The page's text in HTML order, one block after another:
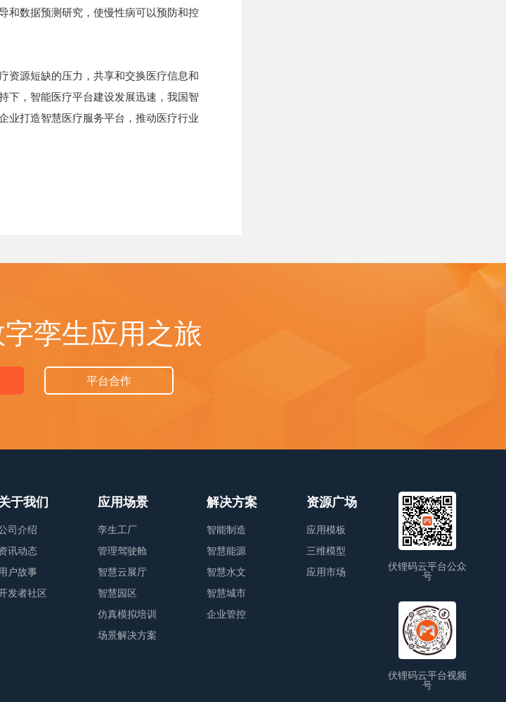
和数据预测研究，使慢性病可以预防和控
资源短缺的压力，共享和交换医疗信息和
下，智能医疗平台建设发展迅速，我国智
业打造智慧医疗服务平台，推动医疗行业
孪生应用之旅
平台合作
于我们
司介绍
讯动态
用户故事
发者社区
应用场景
孪生工厂
管理驾驶舱
智慧云展厅
智慧园区
仿真模拟培训
场景解决方案
解决方案
智能制造
智慧能源
智慧水文
智慧城市
企业管控
资源广场
应用模板
三维模型
应用市场
伏锂码云平台公众
号
伏锂码云平台视频
号